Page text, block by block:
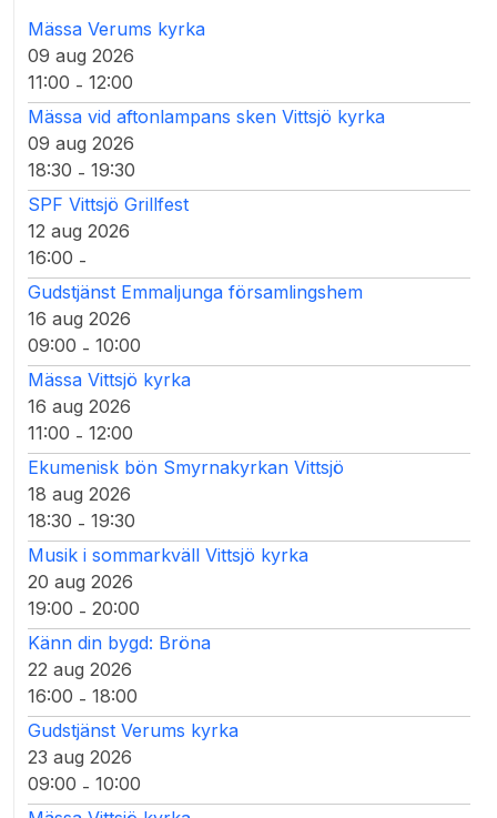
Mässa Verums kyrka
09 aug 2026
11:00 - 12:00
Mässa vid aftonlampans sken Vittsjö kyrka
09 aug 2026
18:30 - 19:30
SPF Vittsjö Grillfest
12 aug 2026
16:00 -
Gudstjänst Emmaljunga församlingshem
16 aug 2026
09:00 - 10:00
Mässa Vittsjö kyrka
16 aug 2026
11:00 - 12:00
Ekumenisk bön Smyrnakyrkan Vittsjö
18 aug 2026
18:30 - 19:30
Musik i sommarkväll Vittsjö kyrka
20 aug 2026
19:00 - 20:00
Känn din bygd: Bröna
22 aug 2026
16:00 - 18:00
Gudstjänst Verums kyrka
23 aug 2026
09:00 - 10:00